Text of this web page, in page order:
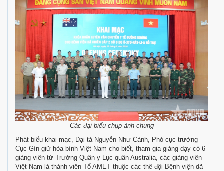
Các đại biểu chụp ảnh chung
Phát biểu khai mạc, Đại tá Nguyễn Như Cảnh, Phó cục trưởng
Cục Gìn giữ hòa bình Việt Nam cho biết, tham gia giảng dạy có 6
giảng viên từ Trường Quân y Lục quân Australia, các giảng viên
Việt Nam là thành viên Tổ AMET thuộc các thê đội Bệnh viện dã